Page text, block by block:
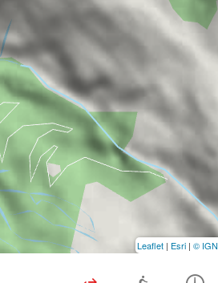
Leaflet | Esri | © IGN